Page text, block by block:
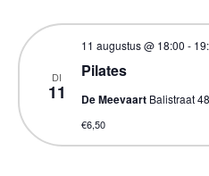
DI
11
Pilates
11 augustus @ 18:00 -
De Meevaart Balistraat
€6,50